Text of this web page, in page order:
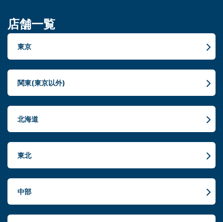
店舗一覧
東京
関東(東京以外)
北海道
東北
中部